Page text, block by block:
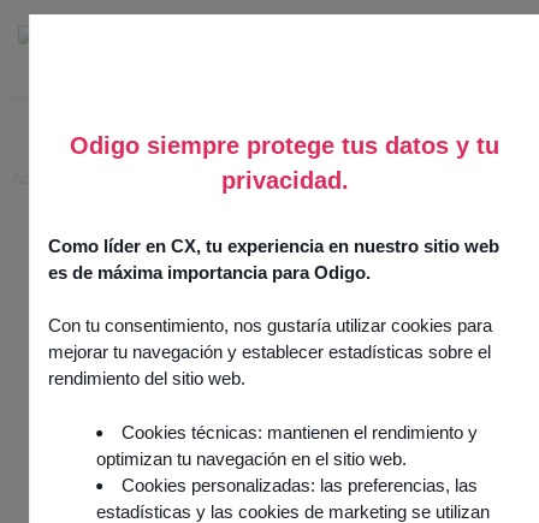
Odigo siempre protege tus datos y tu
privacidad.
Como líder en CX, tu experiencia en nuestro sitio web
es de máxima importancia para Odigo.
Con tu consentimiento, nos gustaría utilizar cookies para
mejorar tu navegación y establecer estadísticas sobre el
rendimiento del sitio web.
Cookies técnicas: mantienen el rendimiento y
optimizan tu navegación en el sitio web.
Cookies personalizadas: las preferencias, las
estadísticas y las cookies de marketing se utilizan
Predictive Dialler
20 mai 2025Channels
Intégration réalisée par partner